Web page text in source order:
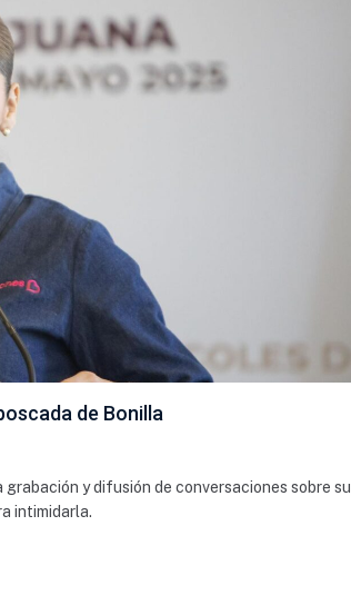
de Bonilla
y difusión de conversaciones sobre su
intimidarla.